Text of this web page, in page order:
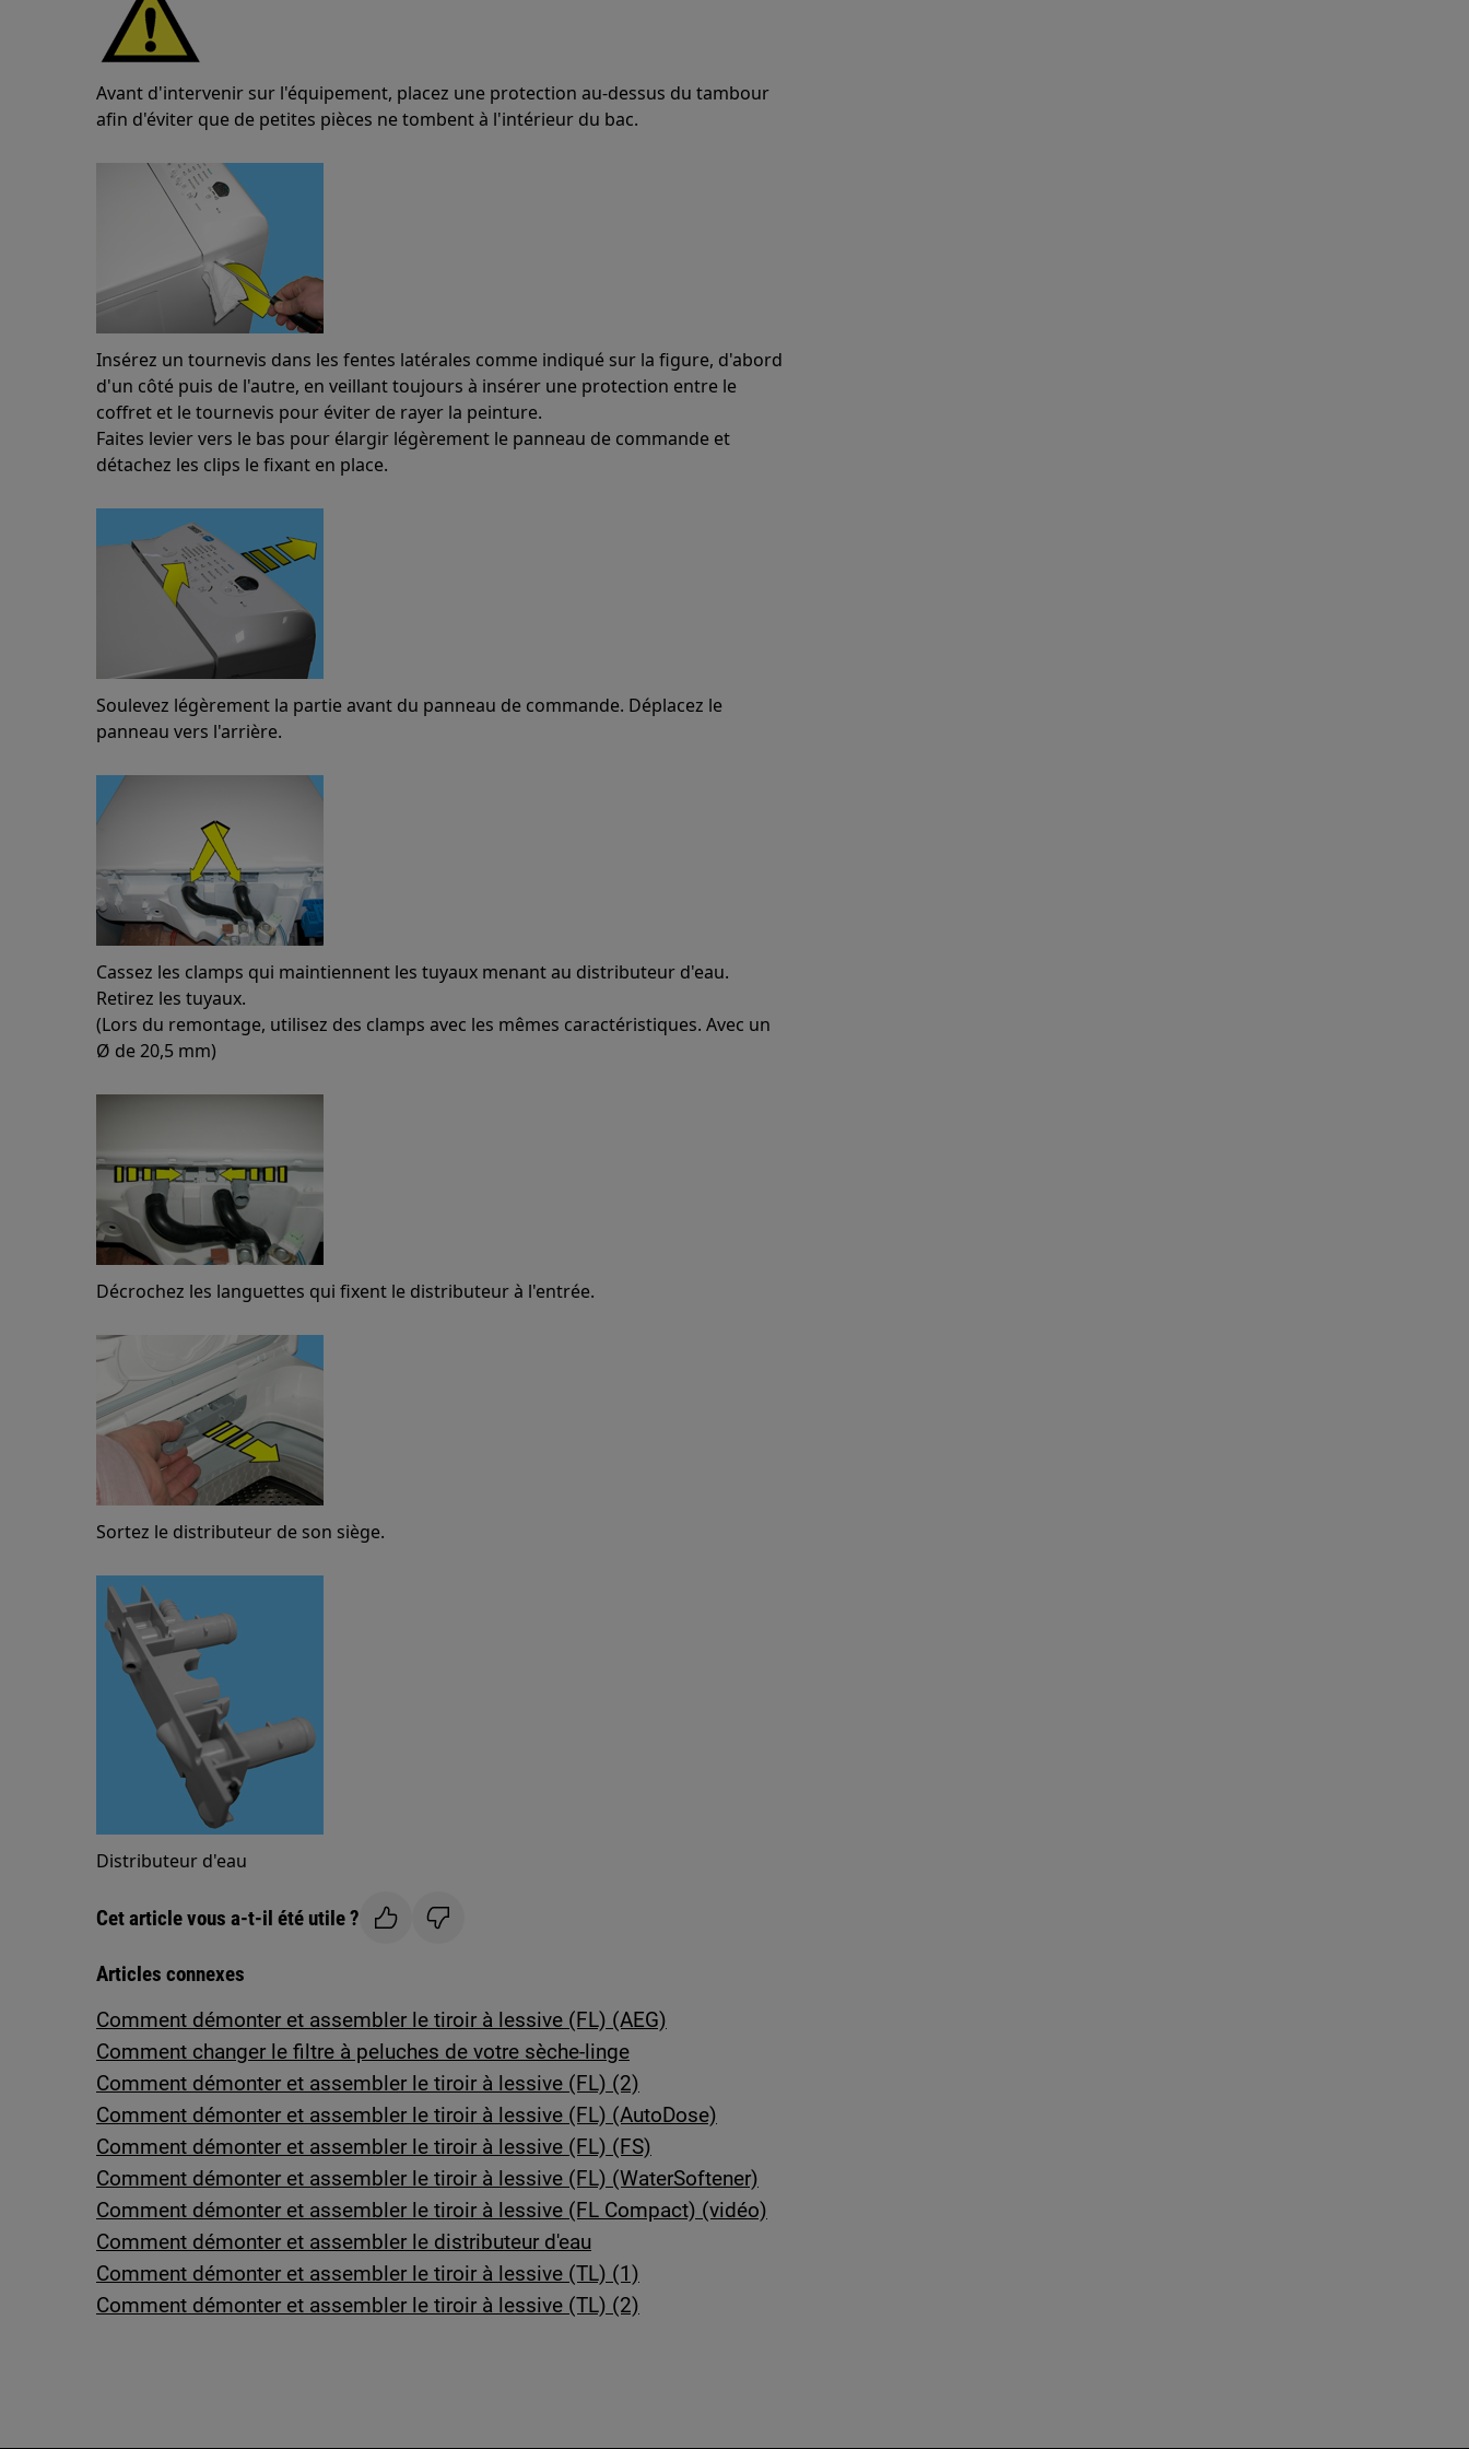
Avant d'intervenir sur l'équipement, placez une protection au-dessus du tambour
afin d'éviter que de petites pièces ne tombent à l'intérieur du bac.
Insérez un tournevis dans les fentes latérales comme indiqué sur la figure, d'abord
d'un côté puis de l'autre, en veillant toujours à insérer une protection entre le
coffret et le tournevis pour éviter de rayer la peinture.
Faites levier vers le bas pour élargir légèrement le panneau de commande et
détachez les clips le fixant en place.
Soulevez légèrement la partie avant du panneau de commande. Déplacez le
panneau vers l'arrière.
Cassez les clamps qui maintiennent les tuyaux menant au distributeur d'eau.
Retirez les tuyaux.
(Lors du remontage, utilisez des clamps avec les mêmes caractéristiques. Avec un
Ø de 20,5 mm)
Décrochez les languettes qui fixent le distributeur à l'entrée.
Sortez le distributeur de son siège.
Distributeur d'eau
Cet article vous a-t-il été utile ?
Articles connexes
Comment démonter et assembler le tiroir à lessive (FL) (AEG)
Comment changer le filtre à peluches de votre sèche-linge
Comment démonter et assembler le tiroir à lessive (FL) (2)
Comment démonter et assembler le tiroir à lessive (FL) (AutoDose)
Comment démonter et assembler le tiroir à lessive (FL) (FS)
Comment démonter et assembler le tiroir à lessive (FL) (WaterSoftener)
Comment démonter et assembler le tiroir à lessive (FL Compact) (vidéo)
Comment démonter et assembler le distributeur d'eau
Comment démonter et assembler le tiroir à lessive (TL) (1)
Comment démonter et assembler le tiroir à lessive (TL) (2)